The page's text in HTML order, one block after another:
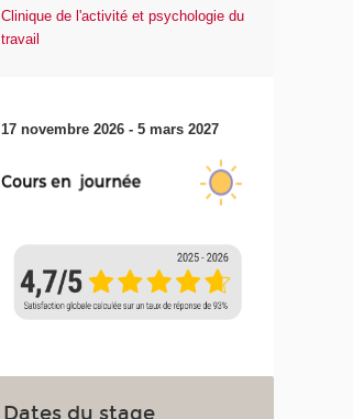
Clinique de l'activité et psychologie du
travail
17 novembre 2026 - 5 mars 2027
Dates du stage